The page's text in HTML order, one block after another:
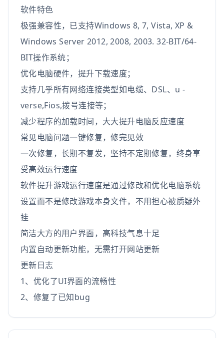
软件特色
极强兼容性，已支持Windows 8, 7, Vista, XP &
Windows Server 2012, 2008, 2003. 32-BIT/64-
BIT操作系统；
优化电脑硬件，提升下载速度；
支持几乎所有网络连接类型如电缆、DSL、u -
verse,Fios,拨号连接等；
减少程序的加载时间，大大提升电脑反应速度
常见电脑问题一键修复，修完见效
一次修复，长期不复发，坚持不定期修复，终身享
受高效运行速度
软件提升游戏运行速度是通过修改和优化电脑系统
设置而不是修改游戏本身文件，不用担心被质疑外
挂
简洁大方的用户界面，高科技气息十足
内置自动更新功能，无需打开网站更新
更新日志
1、优化了UI界面的流畅性
2、修复了已知bug